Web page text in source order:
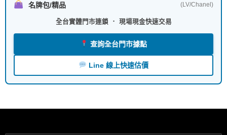
名牌包/精品 (LV/Chanel)
全台實體門市連鎖 ． 現場現金快速交易
查詢全台門市據點
Line 線上快速估價